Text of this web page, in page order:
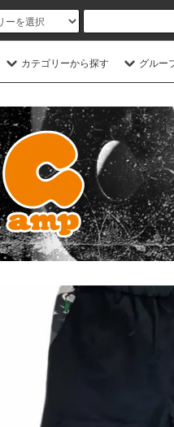
カテゴリーから探す グルー